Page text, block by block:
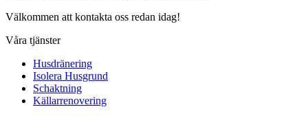
Välkommen att kontakta oss redan idag!
Våra tjänster
Husdränering
Isolera Husgrund
Schaktning
Källarrenovering